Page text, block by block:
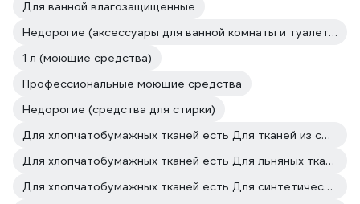
Для ванной влагозащищенные
Недорогие (аксессуары для ванной комнаты и туалета)
1 л (моющие средства)
Профессиональные моющие средства
Недорогие (средства для стирки)
Для хлопчатобумажных тканей есть Для тканей из смешанных волокон есть
Для хлопчатобумажных тканей есть Для льняных тканей есть
Для хлопчатобумажных тканей есть Для синтетических тканей есть